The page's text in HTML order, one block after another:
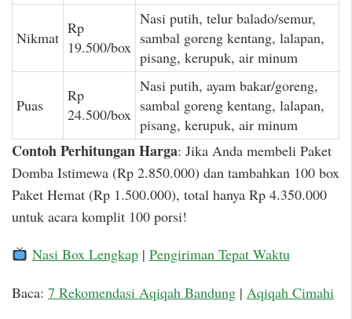
Nikmat
Rp
19.500/box
Nasi putih, telur balado/semur,
sambal goreng kentang, lalapan,
pisang, kerupuk, air minum
Puas
Rp
24.500/box
Nasi putih, ayam bakar/goreng,
sambal goreng kentang, lalapan,
pisang, kerupuk, air minum
Contoh Perhitungan Harga: Jika Anda membeli Paket
Domba Istimewa (Rp 2.850.000) dan tambahkan 100 box
Paket Hemat (Rp 1.500.000), total hanya Rp 4.350.000
untuk acara komplit 100 porsi!
Nasi Box Lengkap| Pengiriman Tepat Waktu
Baca: 7 Rekomendasi Aqiqah Bandung | Aqiqah Cimahi